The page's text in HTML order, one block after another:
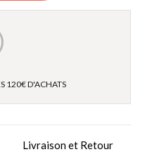
120€ D'ACHATS
Livraison et Retour